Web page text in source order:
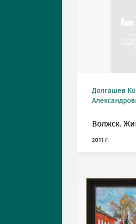
Долгашев
Волжск.
2011 г.